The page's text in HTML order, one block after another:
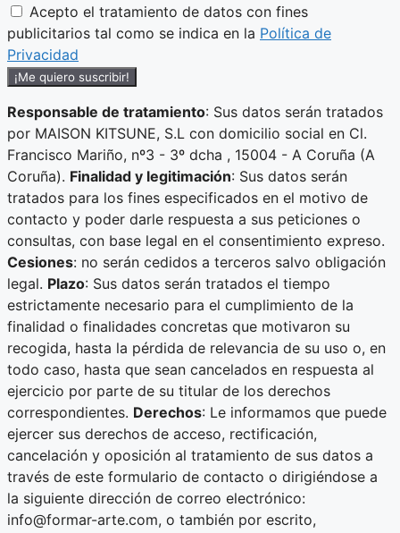
Acepto el tratamiento de datos con fines
publicitarios tal como se indica en la Política de
Privacidad
¡Me quiero suscribir!
Responsable de tratamiento: Sus datos serán tratados
por MAISON KITSUNE, S.L con domicilio social en Cl.
Francisco Mariño, nº3 - 3º dcha , 15004 - A Coruña (A
Coruña). Finalidad y legitimación: Sus datos serán
tratados para los fines especificados en el motivo de
contacto y poder darle respuesta a sus peticiones o
consultas, con base legal en el consentimiento expreso.
Cesiones: no serán cedidos a terceros salvo obligación
legal. Plazo: Sus datos serán tratados el tiempo
estrictamente necesario para el cumplimiento de la
finalidad o finalidades concretas que motivaron su
recogida, hasta la pérdida de relevancia de su uso o, en
todo caso, hasta que sean cancelados en respuesta al
ejercicio por parte de su titular de los derechos
correspondientes. Derechos: Le informamos que puede
ejercer sus derechos de acceso, rectificación,
cancelación y oposición al tratamiento de sus datos a
través de este formulario de contacto o dirigiéndose a
la siguiente dirección de correo electrónico:
info@formar-arte.com, o también por escrito,